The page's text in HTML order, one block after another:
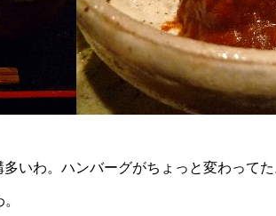
わ。ハンバーグがちょっと変わって